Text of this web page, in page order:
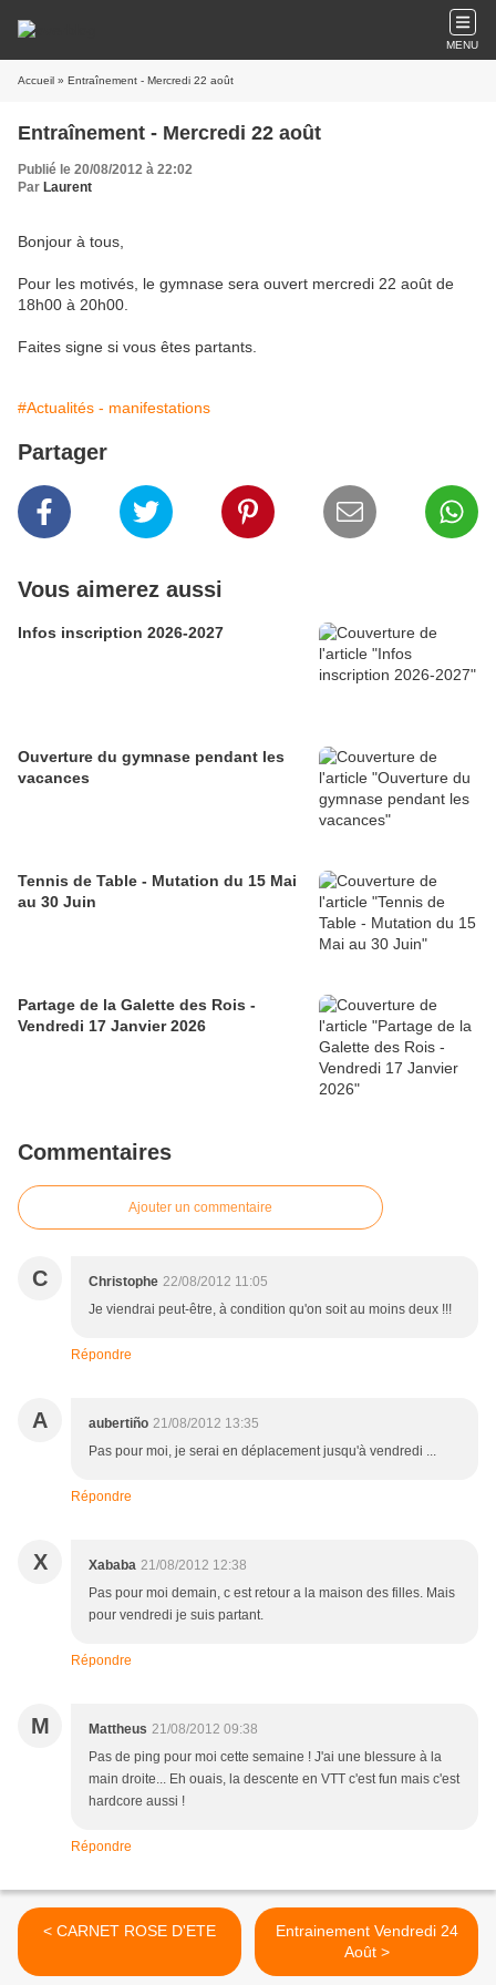
MENU
Accueil » Entraînement - Mercredi 22 août
Entraînement - Mercredi 22 août
Publié le 20/08/2012 à 22:02
Par Laurent
Bonjour à tous,
Pour les motivés, le gymnase sera ouvert mercredi 22 août de
18h00 à 20h00.
Faites signe si vous êtes partants.
#Actualités - manifestations
Partager
Vous aimerez aussi
Infos inscription 2026-2027
Ouverture du gymnase pendant les
vacances
Tennis de Table - Mutation du 15 Mai
au 30 Juin
Partage de la Galette des Rois -
Vendredi 17 Janvier 2026
Commentaires
Ajouter un commentaire
C Christophe 22/08/2012 11:05
Je viendrai peut-être, à condition qu'on soit au moins deux !!!
Répondre
A aubertiño 21/08/2012 13:35
Pas pour moi, je serai en déplacement jusqu'à vendredi ...
Répondre
X Xababa 21/08/2012 12:38
Pas pour moi demain, c est retour a la maison des filles. Mais
pour vendredi je suis partant.
Répondre
M Mattheus 21/08/2012 09:38
Pas de ping pour moi cette semaine ! J'ai une blessure à la
main droite... Eh ouais, la descente en VTT c'est fun mais c'est
hardcore aussi !
Répondre
< CARNET ROSE D'ETE
Entrainement Vendredi 24
Août >